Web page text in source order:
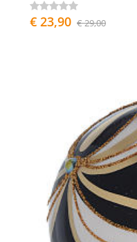
€ 23,90 € 29,00